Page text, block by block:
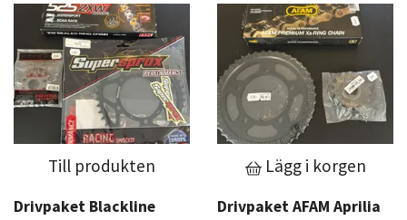
Till produkten
Drivpaket Blackline
Lägg i korgen
Drivpaket AFAM Aprilia